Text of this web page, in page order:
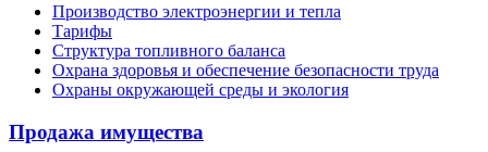
Производство электроэнергии и тепла
Тарифы
Структура топливного баланса
Охрана здоровья и обеспечение безопасности труда
Охраны окружающей среды и экология
Продажа имущества